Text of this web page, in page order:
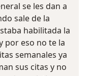
se les dan a
sale de la
habilitada la
por eso no te la
semanales ya
sus citas y no